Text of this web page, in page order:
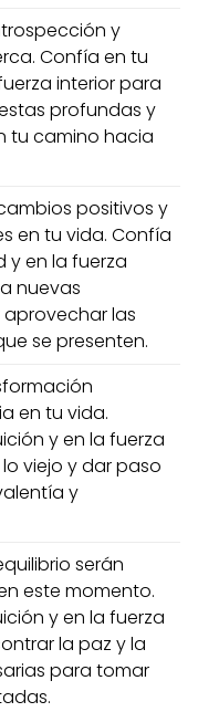
y
Confía en tu
interior para
profundas y
tu camino hacia
positivos y
en tu vida. Confía
y en la fuerza
nuevas
las
se presenten.
en tu vida.
y en la fuerza
viejo y dar paso
y
serán
este momento.
y en la fuerza
la paz y la
para tomar